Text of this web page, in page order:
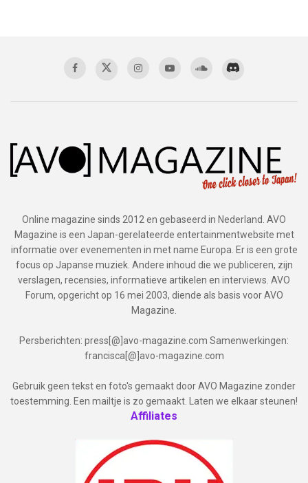
Online magazine sinds 2012 en gebaseerd in Nederland. AVO
Magazine is een Japan-gerelateerde entertainmentwebsite met
informatie over evenementen in met name Europa. Er is een grote
focus op Japanse muziek. Andere inhoud die we publiceren, zijn
verslagen, recensies, informatieve artikelen en interviews. AVO
Forum, opgericht op 16 mei 2003, diende als basis voor AVO
Magazine.
Persberichten: press[@]avo-magazine.com Samenwerkingen:
francisca[@]avo-magazine.com
Gebruik geen tekst en foto's gemaakt door AVO Magazine zonder
toestemming. Een mailtje is zo gemaakt. Laten we elkaar steunen!
Affiliates